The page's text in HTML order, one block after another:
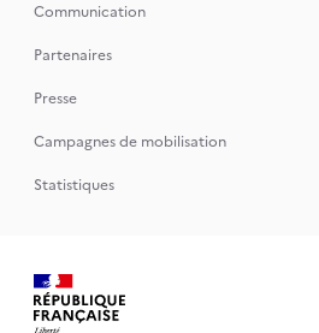
Communication
Partenaires
Presse
Campagnes de mobilisation
Statistiques